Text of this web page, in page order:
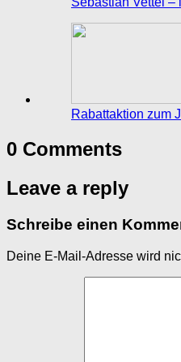
Rabattaktion zum
0 Comments
Leave a reply
Schreibe einen
Deine E-Mail-Adresse wird